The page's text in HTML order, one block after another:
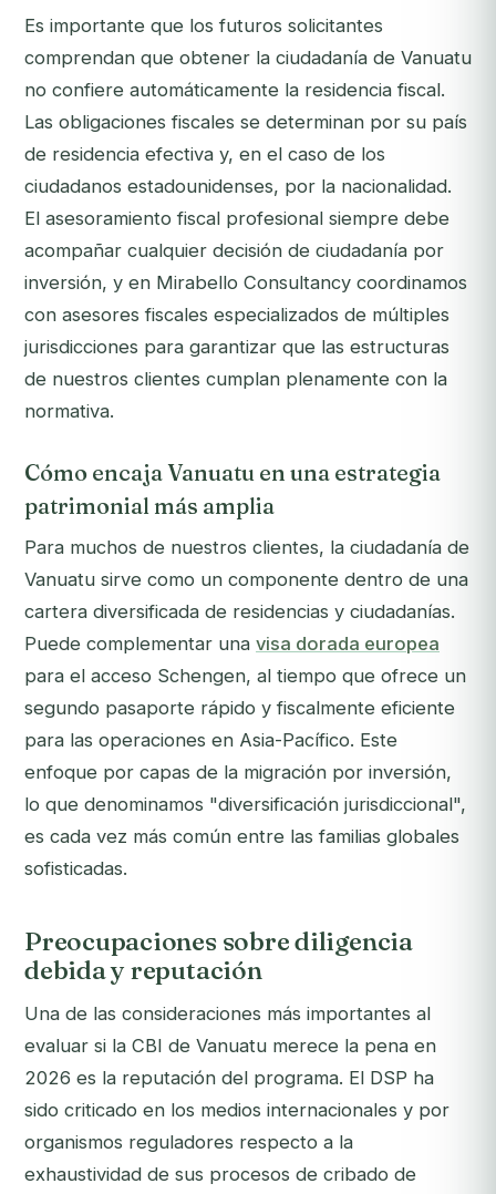
Es importante que los futuros solicitantes
comprendan que obtener la ciudadanía de Vanuatu
no confiere automáticamente la residencia fiscal.
Las obligaciones fiscales se determinan por su país
de residencia efectiva y, en el caso de los
ciudadanos estadounidenses, por la nacionalidad.
El asesoramiento fiscal profesional siempre debe
acompañar cualquier decisión de ciudadanía por
inversión, y en Mirabello Consultancy coordinamos
con asesores fiscales especializados de múltiples
jurisdicciones para garantizar que las estructuras
de nuestros clientes cumplan plenamente con la
normativa.
Cómo encaja Vanuatu en una estrategia
patrimonial más amplia
Para muchos de nuestros clientes, la ciudadanía de
Vanuatu sirve como un componente dentro de una
cartera diversificada de residencias y ciudadanías.
Puede complementar una visa dorada europea
para el acceso Schengen, al tiempo que ofrece un
segundo pasaporte rápido y fiscalmente eficiente
para las operaciones en Asia-Pacífico. Este
enfoque por capas de la migración por inversión,
lo que denominamos "diversificación jurisdiccional",
es cada vez más común entre las familias globales
sofisticadas.
Preocupaciones sobre diligencia
debida y reputación
Una de las consideraciones más importantes al
evaluar si la CBI de Vanuatu merece la pena en
2026 es la reputación del programa. El DSP ha
sido criticado en los medios internacionales y por
organismos reguladores respecto a la
exhaustividad de sus procesos de cribado de